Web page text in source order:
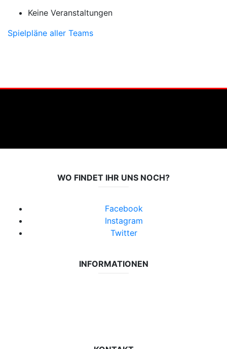
Keine Veranstaltungen
Spielpläne aller Teams
WO FINDET IHR UNS NOCH?
Facebook
Instagram
Twitter
INFORMATIONEN